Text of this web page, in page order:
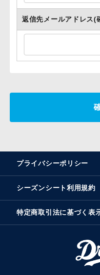
返信先メールアドレス(
プライバシーポリシー
シーズンシート利用規約
特定商取引法に基づく表